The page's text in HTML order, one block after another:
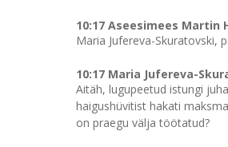
10:17 Aseesimees Martin
Maria Jufereva-Skuratovski,
10:17 Maria Jufereva-
Aitäh, lugupeetud istungi
haigushüvitist hakati
on praegu välja töötatud?